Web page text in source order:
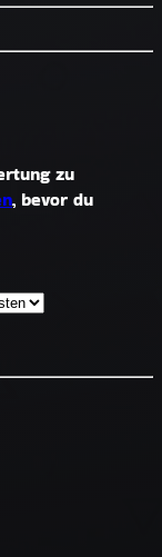
zu
, bevor du